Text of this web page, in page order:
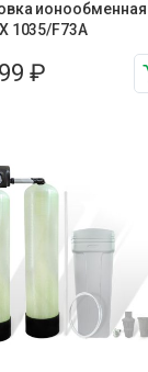
ионообменная
1035/F73A
₽